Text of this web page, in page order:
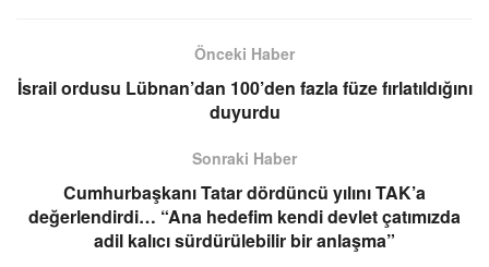
Önceki Haber
İsrail ordusu Lübnan’dan 100’den fazla füze fırlatıldığını
duyurdu
Sonraki Haber
Cumhurbaşkanı Tatar dördüncü yılını TAK’a
değerlendirdi… “Ana hedefim kendi devlet çatımızda
adil kalıcı sürdürülebilir bir anlaşma”